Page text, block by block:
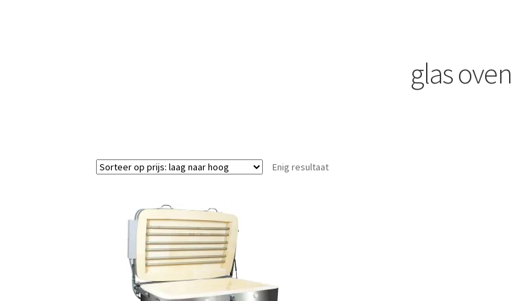
glas oven
Enig resultaat